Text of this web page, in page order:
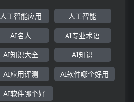
人工智能应用 人工智能
AI名人 AI专业术语
AI知识大全 AI知识
AI应用评测 AI软件哪个好用
AI软件哪个好